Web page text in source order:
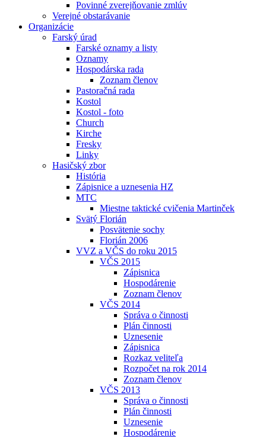
Povinné zverejňovanie zmlúv
Verejné obstarávanie
Organizácie
Farský úrad
Farské oznamy a listy
Oznamy
Hospodárska rada
Zoznam členov
Pastoračná rada
Kostol
Kostol - foto
Church
Kirche
Fresky
Linky
Hasičský zbor
História
Zápisnice a uznesenia HZ
MTC
Miestne taktické cvičenia Martinček
Svätý Florián
Posvätenie sochy
Florián 2006
VVZ a VČS do roku 2015
VČS 2015
Zápisnica
Hospodárenie
Zoznam členov
VČS 2014
Správa o činnosti
Plán činnosti
Uznesenie
Zápisnica
Rozkaz veliteľa
Rozpočet na rok 2014
Zoznam členov
VČS 2013
Správa o činnosti
Plán činnosti
Uznesenie
Hospodárenie